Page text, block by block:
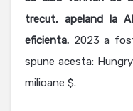
trecut, apeland la
eficienta. 2023 a
spune acesta:
milioane $.